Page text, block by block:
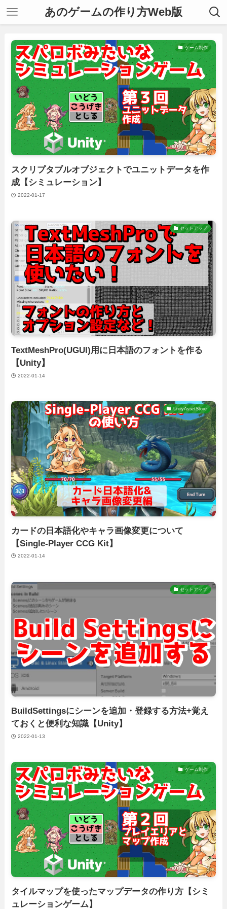
あのゲームの作り方Web版
ゲーム制作
スクリプタブルオブジェクトでユニットデータを作
成【シミュレーション】
2022-01-17
セットアップ
TextMeshPro(UGUI)用に日本語のフォントを作る
【Unity】
2022-01-14
UnityAssetStore
カードの日本語化やキャラ画像変更について
【Single-Player CCG Kit】
2022-01-14
セットアップ
BuildSettingsにシーンを追加・登録する方法+覚え
ておくと便利な知識【Unity】
2022-01-13
ゲーム制作
タイルマップを使ったマップデータの作り方【シミ
ュレーションゲーム】